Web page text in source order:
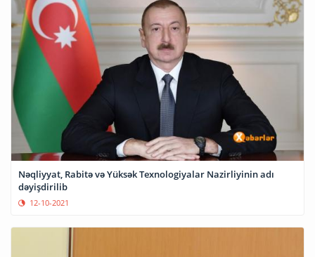
Nəqliyyat, Rabitə və Yüksək Texnologiyalar Nazirliyinin adı
dəyişdirilib
12-10-2021